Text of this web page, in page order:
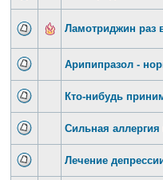
Ламотриджин раз
Арипипразол -
Кто-нибудь
Сильная
Лечение